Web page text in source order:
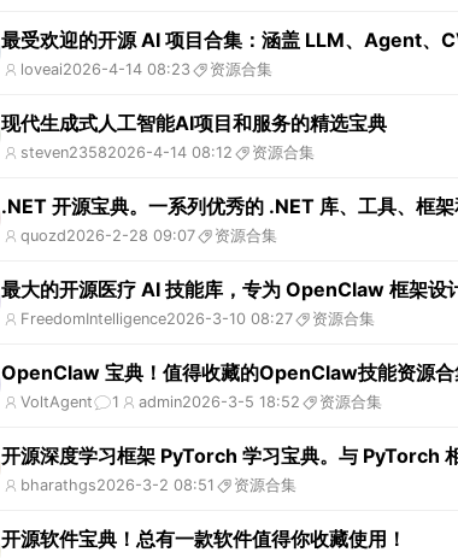
最受欢迎的开源 AI 项目合集：涵盖 LLM、Agent、
loveai2026-4-14 08:23 资源合集
现代生成式人工智能AI项目和服务的精选宝典
steven23582026-4-14 08:12 资源合集
.NET 开源宝典。一系列优秀的 .NET 库、工具、框
quozd2026-2-28 09:07 资源合集
最大的开源医疗 AI 技能库，专为 OpenClaw 框架
FreedomIntelligence2026-3-10 08:27 资源合集
OpenClaw 宝典！值得收藏的OpenClaw技能资源
VoltAgent 1 admin2026-3-5 18:52 资源合集
开源深度学习框架 PyTorch 学习宝典。与 PyTorch
bharathgs2026-3-2 08:51 资源合集
开源软件宝典！总有一款软件值得你收藏使用！